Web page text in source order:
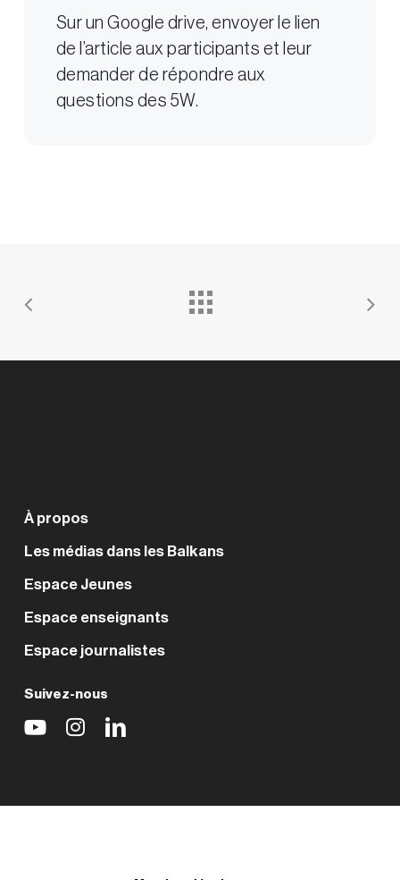
Sur un Google drive, envoyer le lien
de l’article aux participants et leur
demander de répondre aux
questions des 5W.
À propos
Les médias dans les Balkans
Espace Jeunes
Espace enseignants
Espace journalistes
Suivez-nous